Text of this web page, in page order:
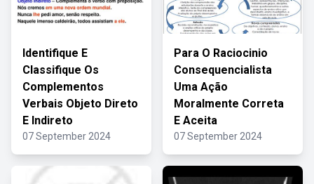
Identifique E
Classifique Os
Complementos
Verbais Objeto Direto
E Indireto
07 September 2024
Para O Raciocinio
Consequencialista
Uma Ação
Moralmente Correta
E Aceita
07 September 2024